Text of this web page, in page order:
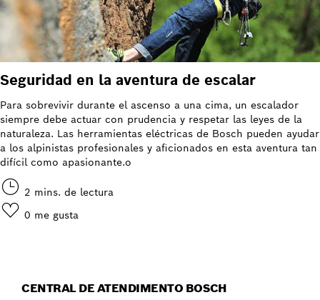
Seguridad en la aventura de escalar
Para sobrevivir durante el ascenso a una cima, un escalador
siempre debe actuar con prudencia y respetar las leyes de la
naturaleza. Las herramientas eléctricas de Bosch pueden ayudar
a los alpinistas profesionales y aficionados en esta aventura tan
difícil como apasionante.o
2 mins. de lectura
0 me gusta
CENTRAL DE ATENDIMENTO BOSCH